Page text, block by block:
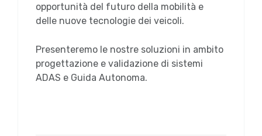
opportunità del futuro della mobilità e
delle nuove tecnologie dei veicoli.
Presenteremo le nostre soluzioni in ambito
progettazione e validazione di sistemi
ADAS e Guida Autonoma.